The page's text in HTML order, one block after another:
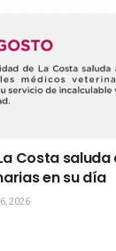
Costa saluda
en su día
2026